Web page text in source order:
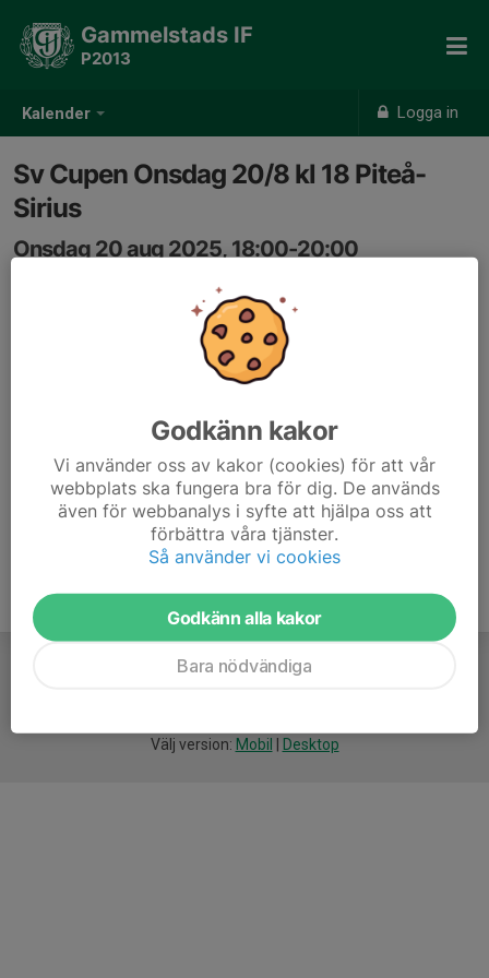
Kalender Logga in
Gammelstads IF
P2013
Sv Cupen Onsdag 20/8 kl 18 Piteå-
Sirius
Onsdag 20 aug 2025, 18:00-20:00
Samling: 17:30, LF Arena
Välj version: Mobil Desktop
Godkänn kakor
Vi använder oss av kakor (cookies) för att vår
webbplats ska fungera bra för dig. De används
även för webbanalys i syfte att hjälpa oss att
förbättra våra tjänster.
Så använder vi cookies
Godkänn alla kakor
Bara nödvändiga